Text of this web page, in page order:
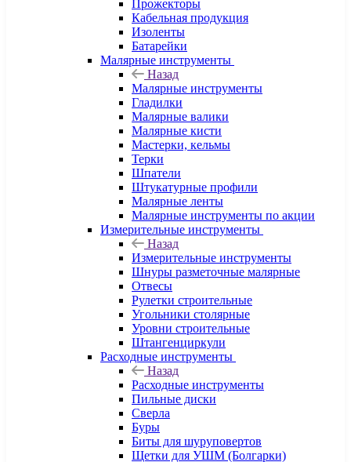
Прожекторы
Кабельная продукция
Изоленты
Батарейки
Малярные инструменты
Назад
Малярные инструменты
Гладилки
Малярные валики
Малярные кисти
Мастерки, кельмы
Терки
Шпатели
Штукатурные профили
Малярные ленты
Малярные инструменты по акции
Измерительные инструменты
Назад
Измерительные инструменты
Шнуры разметочные малярные
Отвесы
Рулетки строительные
Угольники столярные
Уровни строительные
Штангенциркули
Расходные инструменты
Назад
Расходные инструменты
Пильные диски
Сверла
Буры
Биты для шуруповертов
Щетки для УШМ (Болгарки)